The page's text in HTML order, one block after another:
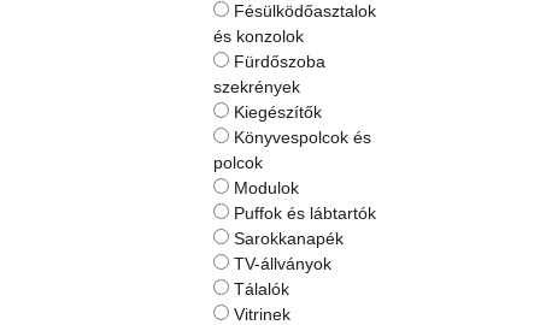
Fésülködőasztalok
és konzolok
Fürdőszoba
szekrények
Kiegészítők
Könyvespolcok és
polcok
Modulok
Puffok és lábtartók
Sarokkanapék
TV-állványok
Tálalók
Vitrinek